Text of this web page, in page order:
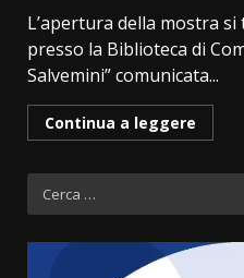
L’apertura della mostra
presso la Biblioteca di
Salvemini” comunicata...
Continua a leggere
Ricerca
per: